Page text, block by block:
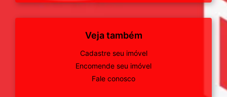
Veja também
Cadastre seu imóvel
Encomende seu imóvel
Fale conosco